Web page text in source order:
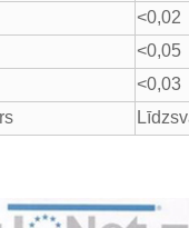
<0,02
<0,05
<0,03